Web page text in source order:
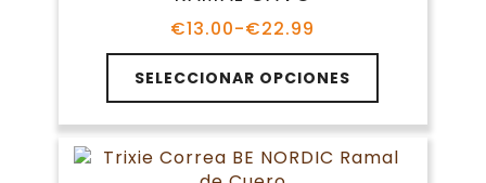
pueden
elegir
la
página
de
producto
€13.00-€22.99
Rango
de
precios:
desde
€13.00
hasta
€22.99
SELECCIONAR OPCIONES
Este
producto
tiene
múltiples
variantes.